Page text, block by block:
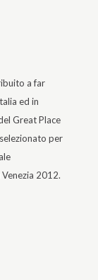
a far
ed in
Great Place
per
2012.